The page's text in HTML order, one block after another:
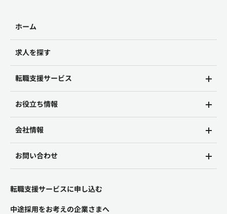
ホーム
求人を探す
転職支援サービス
お役立ち情報
会社情報
お問い合わせ
転職支援サービスに申し込む
中途採用をお考えの企業さまへ